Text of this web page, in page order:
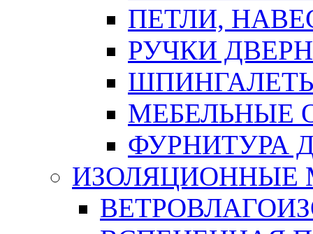
ПЕТЛИ,
РУЧКИ
МЕБЕЛЬНЫЕ
ФУРНИТУРА
ИЗОЛЯЦИОННЫЕ